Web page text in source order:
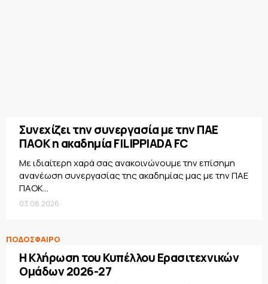
Συνεχίζει την συνεργασία με την ΠΑΕ
ΠΑΟΚ η ακαδημία FILIPPIADA FC
Με ιδιαίτερη χαρά σας ανακοινώνουμε την επίσημη
ανανέωση συνεργασίας της ακαδημίας μας με την ΠΑΕ
ΠΑΟΚ...
03.08.2026
ΠΟΔΟΣΦΑΙΡΟ
Η Κλήρωση του Κυπέλλου Ερασιτεχνικών
Ομάδων 2026-27